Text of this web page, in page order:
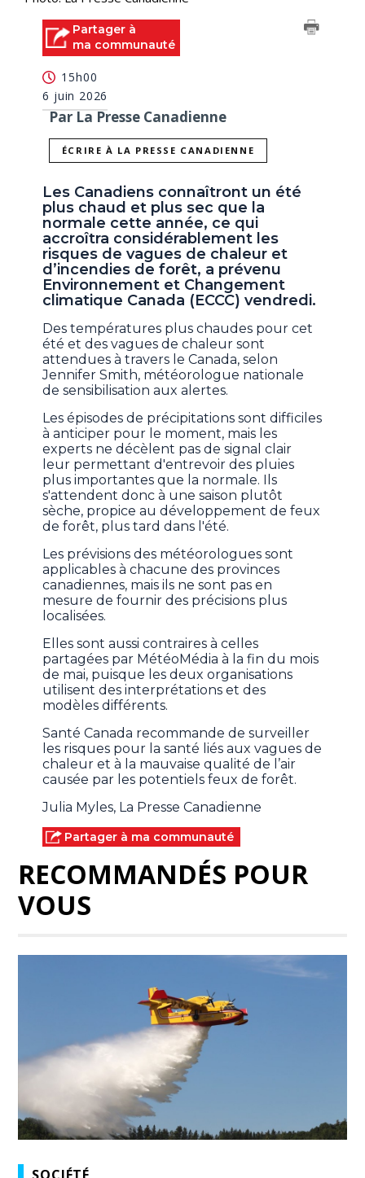
Partager à
ma communauté
15h00
6 juin 2026
Par La Presse Canadienne
ÉCRIRE À LA PRESSE CANADIENNE
Les Canadiens connaîtront un été
plus chaud et plus sec que la
normale cette année, ce qui
accroîtra considérablement les
risques de vagues de chaleur et
d’incendies de forêt, a prévenu
Environnement et Changement
climatique Canada (ECCC) vendredi.
Des températures plus chaudes pour cet
été et des vagues de chaleur sont
attendues à travers le Canada, selon
Jennifer Smith, météorologue nationale
de sensibilisation aux alertes.
Les épisodes de précipitations sont difficiles
à anticiper pour le moment, mais les
experts ne décèlent pas de signal clair
leur permettant d'entrevoir des pluies
plus importantes que la normale. Ils
s'attendent donc à une saison plutôt
sèche, propice au développement de feux
de forêt, plus tard dans l'été.
Les prévisions des météorologues sont
applicables à chacune des provinces
canadiennes, mais ils ne sont pas en
mesure de fournir des précisions plus
localisées.
Elles sont aussi contraires à celles
partagées par MétéoMédia à la fin du mois
de mai, puisque les deux organisations
utilisent des interprétations et des
modèles différents.
Santé Canada recommande de surveiller
les risques pour la santé liés aux vagues de
chaleur et à la mauvaise qualité de l’air
causée par les potentiels feux de forêt.
Julia Myles, La Presse Canadienne
Partager à ma communauté
RECOMMANDÉS POUR
VOUS